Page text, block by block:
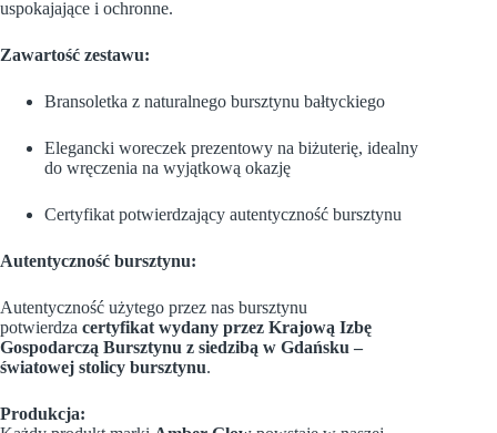
uspokajające i ochronne.
Zawartość zestawu:
Bransoletka z naturalnego bursztynu bałtyckiego
Elegancki woreczek prezentowy na biżuterię, idealny
do wręczenia na wyjątkową okazję
Certyfikat potwierdzający autentyczność bursztynu
Autentyczność bursztynu:
Autentyczność użytego przez nas bursztynu
potwierdza certyfikat wydany przez Krajową Izbę
Gospodarczą Bursztynu z siedzibą w Gdańsku –
światowej stolicy bursztynu.
Produkcja: